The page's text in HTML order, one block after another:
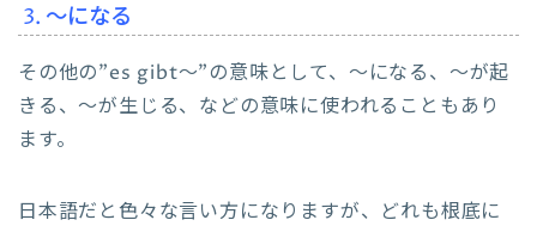
3. ～になる
その他の”es gibt～”の意味として、～になる、～が起
きる、～が生じる、などの意味に使われることもあり
ます。
日本語だと色々な言い方になりますが、どれも根底に